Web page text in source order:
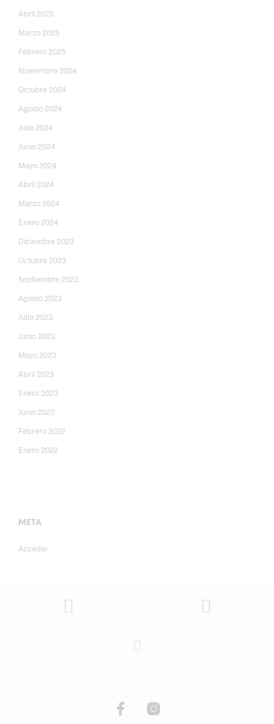
Abril 2025
Marzo 2025
Febrero 2025
Noviembre 2024
Octubre 2024
Agosto 2024
Julio 2024
Junio 2024
Mayo 2024
Abril 2024
Marzo 2024
Enero 2024
Diciembre 2023
Octubre 2023
Septiembre 2023
Agosto 2023
Julio 2023
Junio 2023
Mayo 2023
Abril 2023
Enero 2023
Junio 2022
Febrero 2022
Enero 2022
META
Acceder